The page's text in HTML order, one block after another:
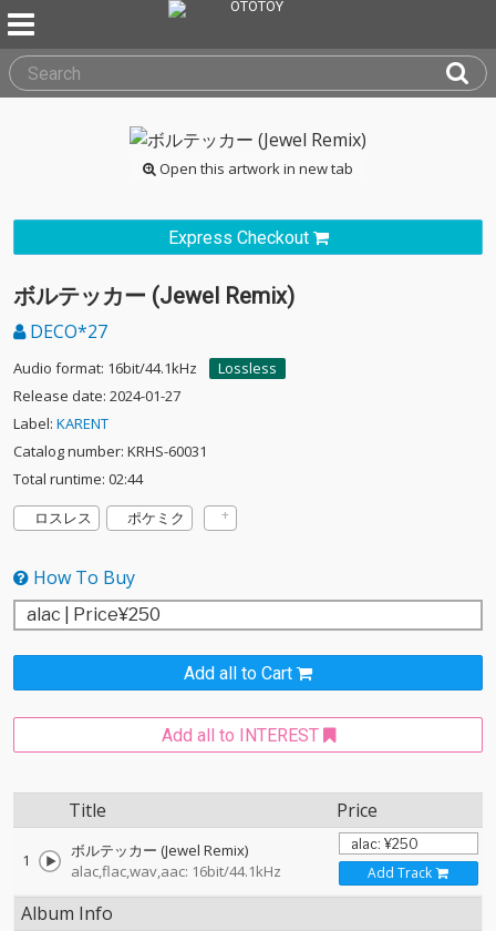
Open this artwork in new tab
Express Checkout
ボルテッカー (Jewel Remix)
DECO*27
Audio format: 16bit/44.1kHz
Lossless
Release date: 2024-01-27
Label: KARENT
Catalog number: KRHS-60031
Total runtime: 02:44
ロスレス
ポケミク
How To Buy
Add all to Cart
Add all to INTEREST
Title Price
1
ボルテッカー (Jewel Remix)
alac,flac,wav,aac: 16bit/44.1kHz
Add Track
Album Info